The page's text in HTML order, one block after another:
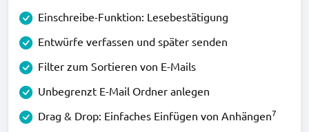
Einschreibe-Funktion: Lesebestätigung
Entwürfe verfassen und später senden
Filter zum Sortieren von E-Mails
Unbegrenzt E-Mail Ordner anlegen
Drag & Drop: Einfaches Einfügen von Anhängen7